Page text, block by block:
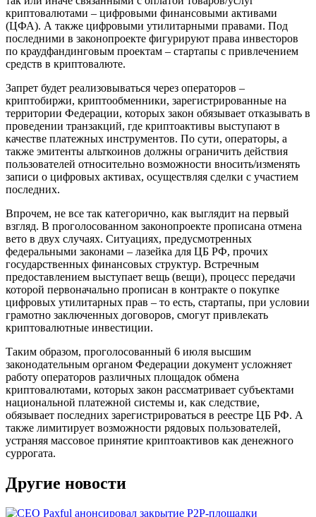
криптовалютами – цифровыми финансовыми активами
(ЦФА). А также цифровыми утилитарными правами. Под
последними в законопроекте фигурируют права инвесторов
по краудфандинговым проектам – стартапы с привлечением
средств в криптовалюте.
Запрет будет реализовываться через операторов –
криптобиржи, криптообменники, зарегистрированные на
территории Федерации, которых закон обязывает отказывать в
проведении транзакций, где криптоактивы выступают в
качестве платежных инструментов. По сути, операторы, а
также эмитенты альткоинов должны ограничить действия
пользователей относительно возможности вносить/изменять
записи о цифровых активах, осуществляя сделки с участием
последних.
Впрочем, не все так категорично, как выглядит на первый
взгляд. В проголосованном законопроекте прописана отмена
вето в двух случаях. Ситуациях, предусмотренных
федеральными законами – лазейка для ЦБ РФ, прочих
государственных финансовых структур. Встречным
предоставлением выступает вещь (вещи), процесс передачи
которой первоначально прописан в контракте о покупке
цифровых утилитарных прав – то есть, стартапы, при условии
грамотно заключенных договоров, смогут привлекать
криптовалютные инвестиции.
Таким образом, проголосованный 6 июля высшим
законодательным органом Федерации документ усложняет
работу операторов различных площадок обмена
криптовалютами, которых закон рассматривает субъектами
национальной платежной системы и, как следствие,
обязывает последних зарегистрироваться в реестре ЦБ РФ. А
также лимитирует возможности рядовых пользователей,
устраняя массовое принятие криптоактивов как денежного
суррогата.
Другие новости